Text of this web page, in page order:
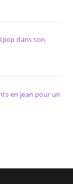
dans son
en jean pour un